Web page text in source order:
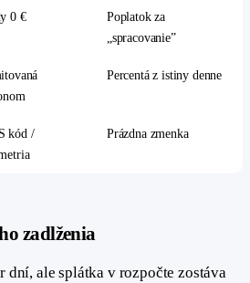
0 €
Poplatok za
„spracovanie”
Percentá z istiny denne
kód /
Prázdna zmenka
zadlženia
dní, ale splátka v rozpočte zostáva